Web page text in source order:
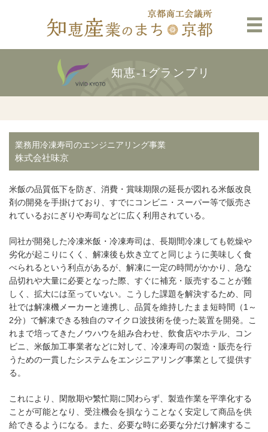
知恵-1グランプリ
業務用冷凍寿司のエンジニアリング事業
株式会社味京
米飯の品質低下を防ぎ、消費・賞味期限の延長が図れる米飯改良
剤の開発を手掛けており、すでにコンビニ・スーパー等で販売さ
れているおにぎりや寿司などに広く利用されている。
同社が開発した冷凍米飯・冷凍寿司は、長期間冷凍しても乾燥や
劣化が起こりにくく、解凍後も炊き立てと同じように美味しく食
べられるという利点があるが、解凍に一定の時間がかかり、急な
品切れや大量に必要となった際、すぐに補充・販売することが難
しく、拡大には至っていない。こうした課題を解決するため、同
社では解凍機メーカーと連携し、品質を維持したまま短時間（1～
2分）で解凍できる独自のマイクロ波技術を使った装置を開発。こ
れまで培ってきたノウハウを組み合わせ、飲食店やホテル、コン
ビニ、米飯加工事業者などに対して、冷凍寿司の製造・販売を行
うための一貫したシステムをエンジニアリング事業として提供す
る。
これにより、閑散期や繁忙期に関わらず、製造作業を平準化する
ことが可能となり、受注機会を損なうことなく安定して商品を供
給できるようになる。また、必要な時に必要な分だけ解凍するこ